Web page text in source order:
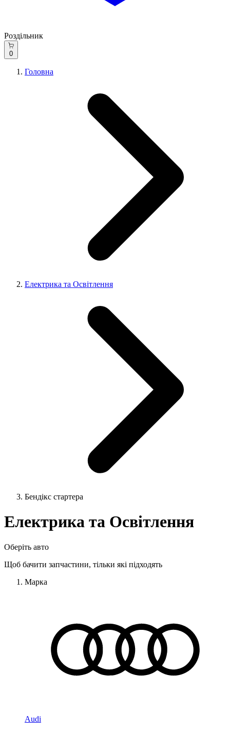
Роздільник
0
Головна
Електрика та Освітлення
Бендікс стартера
Електрика та Освітлення
Оберіть авто
Щоб бачити запчастини, тільки які підходять
Марка
Audi